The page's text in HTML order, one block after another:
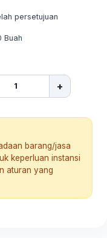
persetujuan
Buah
+
barang/jasa
keperluan instansi
aturan yang